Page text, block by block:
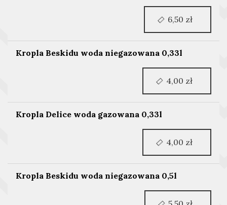
Kropla Beskidu woda niegazowana 0,33l
Kropla Delice woda gazowana 0,33l
Kropla Beskidu woda niegazowana 0,5l